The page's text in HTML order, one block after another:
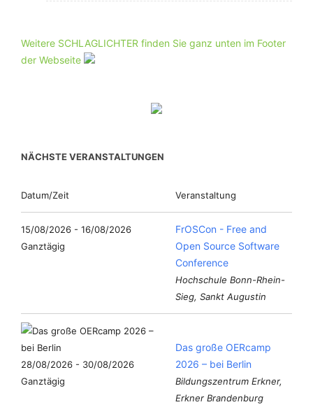
Weitere SCHLAGLICHTER finden Sie ganz unten im Footer
der Webseite
NÄCHSTE VERANSTALTUNGEN
Datum/Zeit Veranstaltung
15/08/2026 - 16/08/2026
Ganztägig
FrOSCon - Free and
Open Source Software
Conference
Hochschule Bonn-Rhein-
Sieg, Sankt Augustin
28/08/2026 - 30/08/2026
Ganztägig
Das große OERcamp
2026 – bei Berlin
Bildungszentrum Erkner,
Erkner Brandenburg